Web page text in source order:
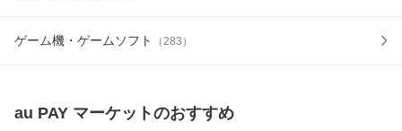
ゲーム機・ゲームソフト （283 ）
au PAY マーケットのおすすめ